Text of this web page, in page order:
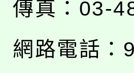
傳真：03-
網路電話：